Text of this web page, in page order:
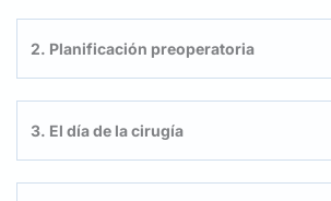
2. Planificación preoperatoria
3. El día de la cirugía